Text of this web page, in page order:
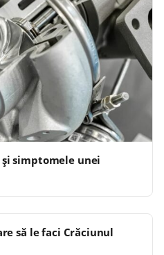
simptomele unei
să le faci Crăciunul